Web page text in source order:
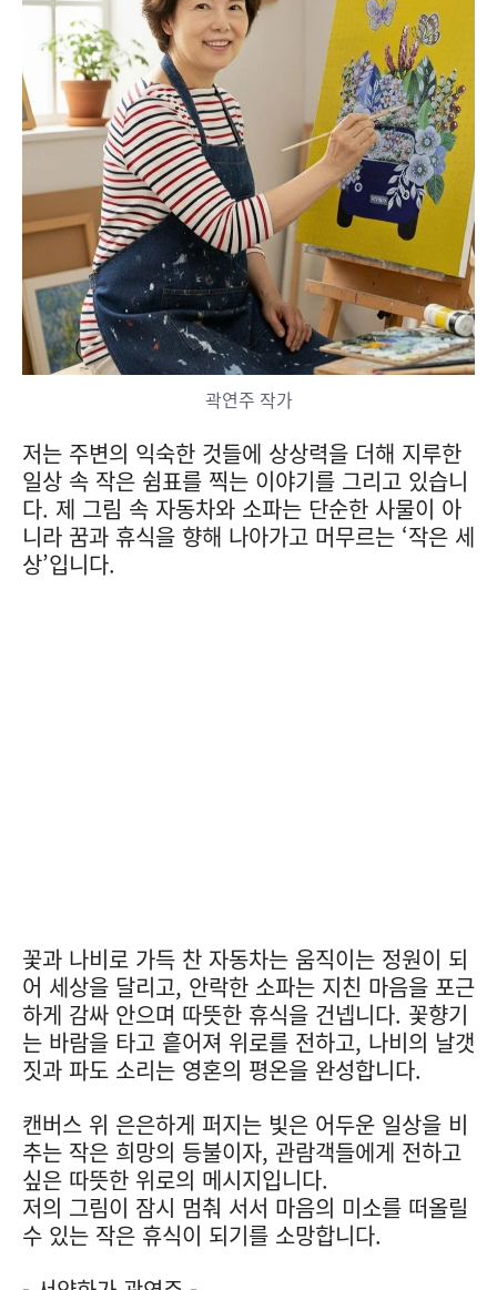
곽연주 작가
저는 주변의 익숙한 것들에 상상력을 더해 지루한
일상 속 작은 쉼표를 찍는 이야기를 그리고 있습니
다. 제 그림 속 자동차와 소파는 단순한 사물이 아
니라 꿈과 휴식을 향해 나아가고 머무르는 ‘작은 세
상’입니다.
꽃과 나비로 가득 찬 자동차는 움직이는 정원이 되
어 세상을 달리고, 안락한 소파는 지친 마음을 포근
하게 감싸 안으며 따뜻한 휴식을 건넵니다. 꽃향기
는 바람을 타고 흩어져 위로를 전하고, 나비의 날갯
짓과 파도 소리는 영혼의 평온을 완성합니다.
캔버스 위 은은하게 퍼지는 빛은 어두운 일상을 비
추는 작은 희망의 등불이자, 관람객들에게 전하고
싶은 따뜻한 위로의 메시지입니다.
저의 그림이 잠시 멈춰 서서 마음의 미소를 떠올릴
수 있는 작은 휴식이 되기를 소망합니다.